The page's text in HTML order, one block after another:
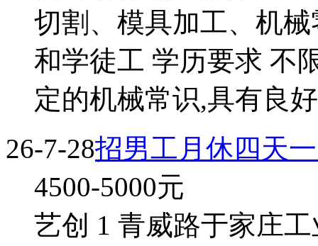
切割、模具加工、机
和学徒工 学历要求 不
定的机械常识,具有良
26-7-28招男工月休四天
4500-5000元
艺创 1 青威路于家庄